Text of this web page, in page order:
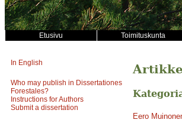
Etusivu Toimituskunta
In English
Who may publish in Dissertationes
Forestales?
Instructions for Authors
Submit a dissertation
Eero